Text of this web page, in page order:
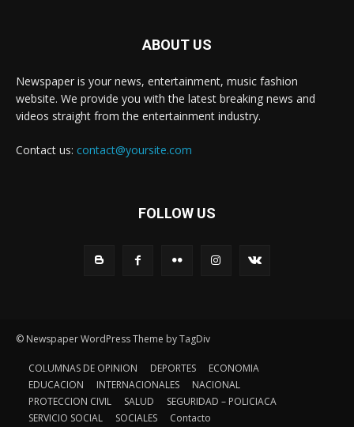
ABOUT US
Newspaper is your news, entertainment, music fashion
website. We provide you with the latest breaking news and
videos straight from the entertainment industry.
Contact us: contact@yoursite.com
FOLLOW US
© Newspaper WordPress Theme by TagDiv
COLUMNAS DE OPINION DEPORTES
ECONOMIA
EDUCACION
INTERNACIONALES
NACIONAL
PROTECCION CIVIL
SALUD
SEGURIDAD – POLICIACA
SERVICIO SOCIAL
SOCIALES Contacto